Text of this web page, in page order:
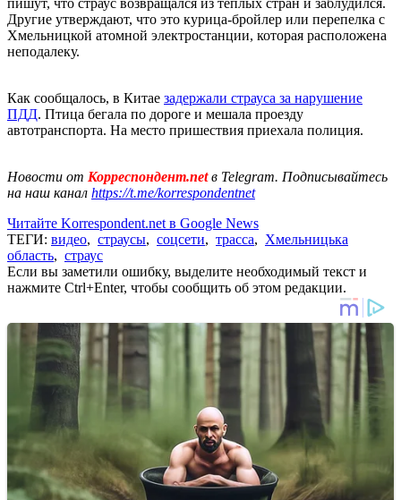
Другие утверждают, что это курица-бройлер или перепелка с
Хмельницкой атомной электростанции, которая расположена
неподалеку.
Как сообщалось, в Китае задержали страуса за нарушение
ПДД. Птица бегала по дороге и мешала проезду
автотранспорта. На место пришествия приехала полиция.
Новости от Корреспондент.netв Telegram. Подписывайтесь
на наш канал https://t.me/korrespondentnet
Читайте Korrespondent.net в Google News
ТЕГИ: видео, страусы, соцсети, трасса, Хмельницька
область, страус
Если вы заметили ошибку, выделите необходимый текст и
нажмите Ctrl+Enter, чтобы сообщить об этом редакции.